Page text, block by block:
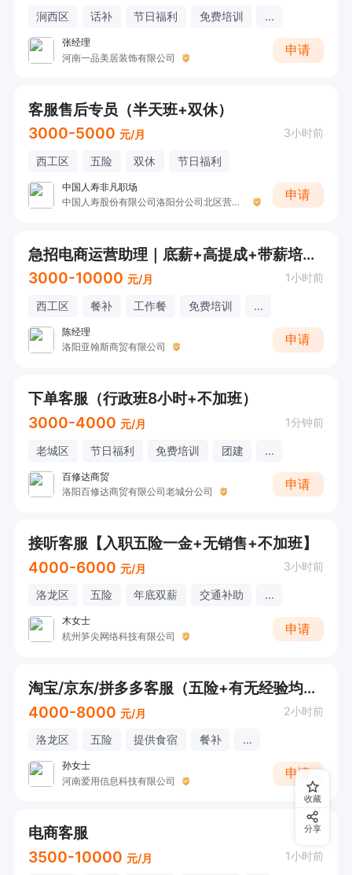
涧西区 话补 节日福利 免费培训 ...
张经理
河南一品美居装饰有限公司
申请
客服售后专员（半天班+双休）
3000-5000 元/月 3小时前
西工区 五险 双休 节日福利
中国人寿非凡职场
中国人寿股份有限公司洛阳分公司北区营销服务部
申请
急招电商运营助理｜底薪+高提成+带薪培训，小白可冲！
3000-10000 元/月 1小时前
西工区 餐补 工作餐 免费培训 ...
陈经理
洛阳亚翰斯商贸有限公司
申请
下单客服（行政班8小时+不加班）
3000-4000 元/月 1分钟前
老城区 节日福利 免费培训 团建 ...
百修达商贸
洛阳百修达商贸有限公司老城分公司
申请
接听客服【入职五险一金+无销售+不加班】
4000-6000 元/月 3小时前
洛龙区 五险 年底双薪 交通补助 ...
木女士
杭州笋尖网络科技有限公司
申请
淘宝/京东/拼多多客服（五险+有无经验均可）
4000-8000 元/月 2小时前
洛龙区 五险 提供食宿 餐补 ...
孙女士
河南爱用信息科技有限公司
申请
电商客服
3500-10000 元/月 1小时前
收藏
分享